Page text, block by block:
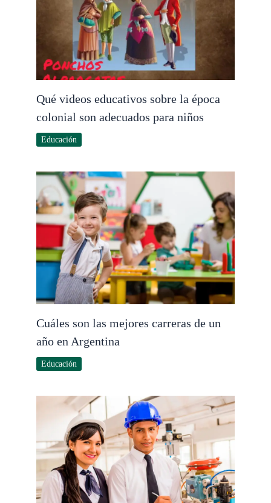
Qué videos educativos sobre la época
colonial son adecuados para niños
Educación
Cuáles son las mejores carreras de un
año en Argentina
Educación